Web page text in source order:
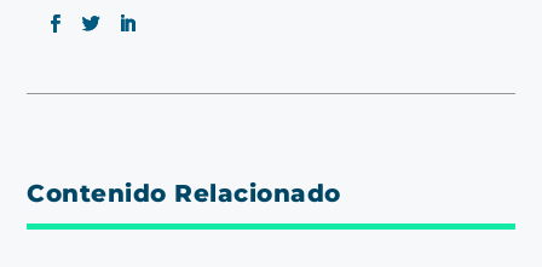
Contenido Relacionado